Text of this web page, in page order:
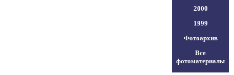
2000
1999
Фотоархив
Все
фотоматериалы